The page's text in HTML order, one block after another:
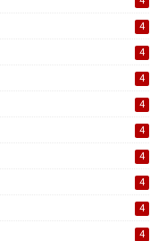
4
4
4
4
4
4
4
4
4